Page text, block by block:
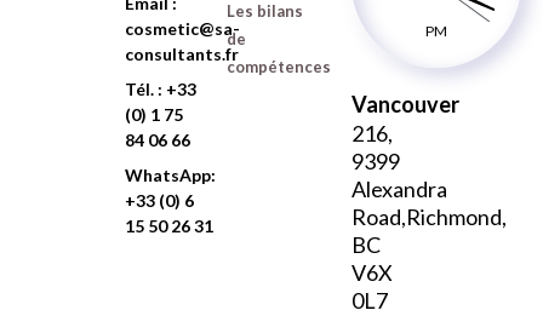
cosmetic@sa-
consultants.fr
Tél. : +33
(0) 1 75
84 06 66
WhatsApp:
+33 (0) 6
15 50 26 31
Les bilans
de
compétences
PM
Vancouver
216,
9399
Alexandra
Road,Richmond,
BC
V6X
0L7